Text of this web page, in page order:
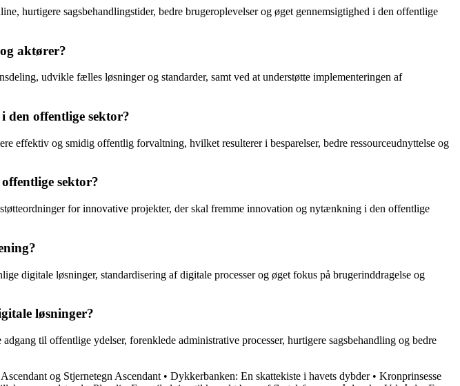
hurtigere sagsbehandlingstider, bedre brugeroplevelser og øget gennemsigtighed i den offentlige
aktører?
udvikle fælles løsninger og standarder, samt ved at understøtte implementeringen af
den offentlige sektor?
effektiv og smidig offentlig forvaltning, hvilket resulterer i besparelser, bedre ressourceudnyttelse og
sektor?
for innovative projekter, der skal fremme innovation og nytænkning i den offentlige
digitale løsninger, standardisering af digitale processer og øget fokus på brugerinddragelse og
løsninger?
til offentlige ydelser, forenklede administrative processer, hurtigere sagsbehandling og bedre
og Stjernetegn Ascendant • Dykkerbanken: En skattekiste i havets dybder• Kronprinsesse